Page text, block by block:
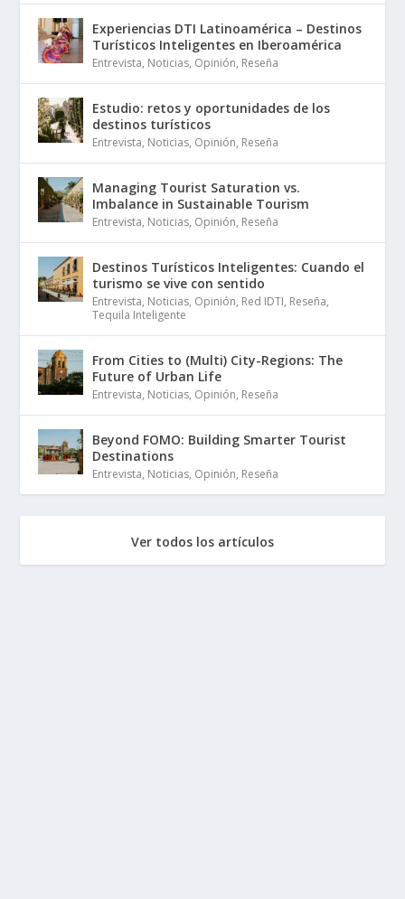
Experiencias DTI Latinoamérica – Destinos
Turísticos Inteligentes en Iberoamérica
Entrevista, Noticias, Opinión, Reseña
Estudio: retos y oportunidades de los
destinos turísticos
Entrevista, Noticias, Opinión, Reseña
Managing Tourist Saturation vs.
Imbalance in Sustainable Tourism
Entrevista, Noticias, Opinión, Reseña
Destinos Turísticos Inteligentes: Cuando el
turismo se vive con sentido
Entrevista, Noticias, Opinión, Red IDTI, Reseña,
Tequila Inteligente
From Cities to (Multi) City-Regions: The
Future of Urban Life
Entrevista, Noticias, Opinión, Reseña
Beyond FOMO: Building Smarter Tourist
Destinations
Entrevista, Noticias, Opinión, Reseña
Ver todos los artículos